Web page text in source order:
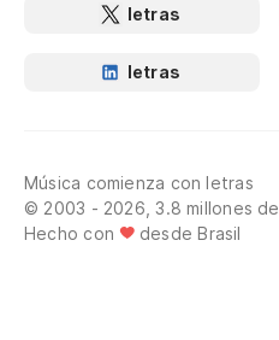
letras
letras
Música comienza con letras
© 2003 - 2026, 3.8 millones
Hecho con
desde Brasil